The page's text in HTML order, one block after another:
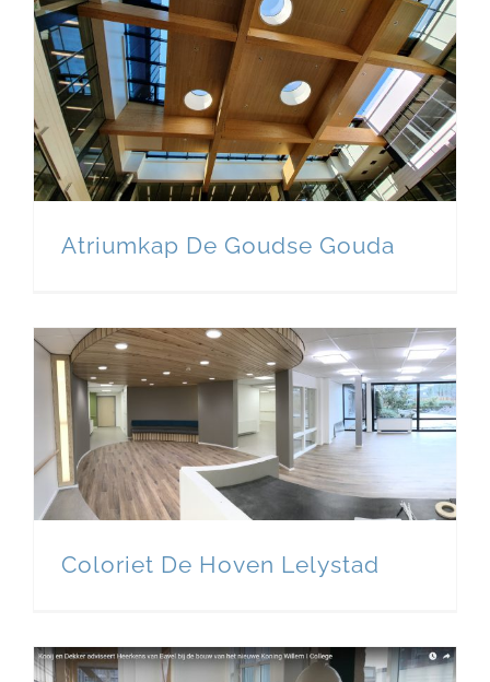
Atriumkap De Goudse Gouda
Coloriet De Hoven Lelystad